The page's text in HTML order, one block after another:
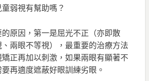
弱視有幫助嗎？
原因，第一是屈光不正（亦即散
兩眼不等視），最重要的治療方法
正再加以刺激，如果兩眼有顯著不
再適度遮蔽好眼訓練劣眼。